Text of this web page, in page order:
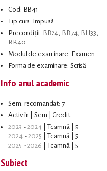
Cod: BB41
Tip curs: Impusă
Precondiții: BB24, BB74, BH33 ,
BB40
Modul de examinare: Examen
Forma de examinare: Scrisă
Info anul academic
Sem. recomandat: 7
Activ în | Sem | Credit:
2023 - 2024 | Toamnă | 5
2024 - 2025 | Toamnă | 5
2025 - 2026 | Toamnă | 5
Subiect